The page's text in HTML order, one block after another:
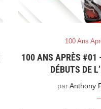
100 Ans
100 ANS APRÈS #01
DÉBUTS DE
parAnthony